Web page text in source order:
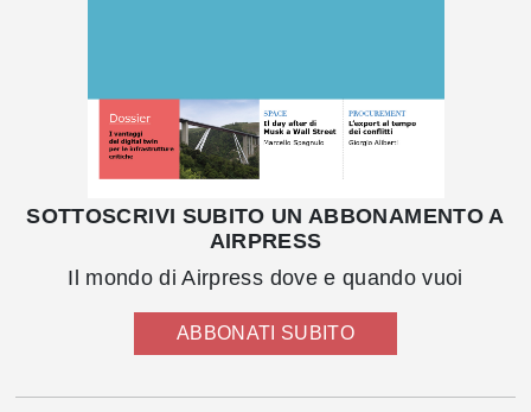
SOTTOSCRIVI SUBITO UN ABBONAMENTO A
AIRPRESS
Il mondo di Airpress dove e quando vuoi
ABBONATI SUBITO